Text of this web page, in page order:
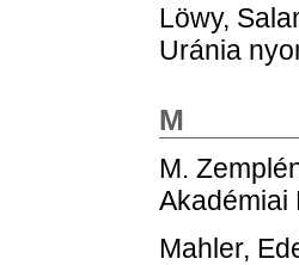
Löwy,
Uránia
M
M.
Akadémiai
Mahler,